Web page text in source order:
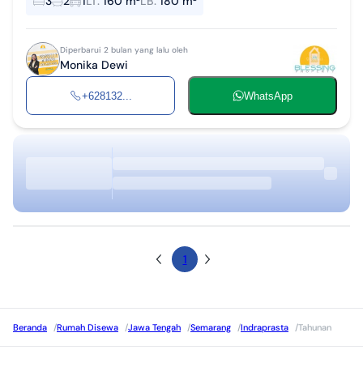
2200w Air:...
Diperbarui 2 bulan yang lalu oleh
Monika Dewi
+628132... WhatsApp
1
Beranda /Rumah Disewa /Jawa Tengah /Semarang /Indraprasta /Tahunan